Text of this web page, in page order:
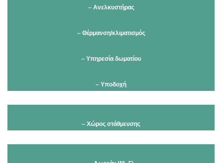
– Ανελκυστήρας
– Θέρμανση/κλιματισμός
– Υπηρεσία δωματίου
– Υποδοχή
– Xώρος στάθμευσης